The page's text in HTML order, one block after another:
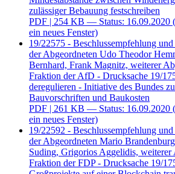
zulässiger Bebauung festschreiben
PDF | 254 KB — Status: 16.09.2020
ein neues Fenster)
19/22575 - Beschlussempfehlung
der Abgeordneten Udo Theodor
Bernhard, Frank Magnitz, weiterer
Fraktion der AfD - Drucksache 19/
deregulieren - Initiative des Bundes
Bauvorschriften und Baukosten
PDF | 261 KB — Status: 16.09.2020
ein neues Fenster)
19/22592 - Beschlussempfehlung
der Abgeordneten Mario
Suding, Grigorios Aggelidis, weiterer
Fraktion der FDP - Drucksache 19/